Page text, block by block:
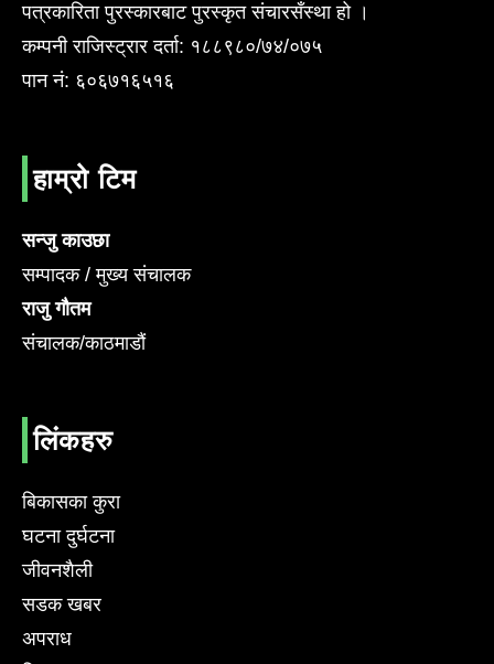
पत्रकारिता पुरस्कारबाट पुरस्कृत संचारसँस्था हो ।
कम्पनी राजिस्ट्रार दर्ता: १८८९८०/७४/०७५
पान नं: ६०६७१६५१६
हाम्रो टिम
सन्जु काउछा
सम्पादक / मुख्य संचालक
राजु गौतम
संचालक/काठमाडौं
लिंकहरु
बिकासका कुरा
घटना दुर्घटना
जीवनशैली
सडक खबर
अपराध